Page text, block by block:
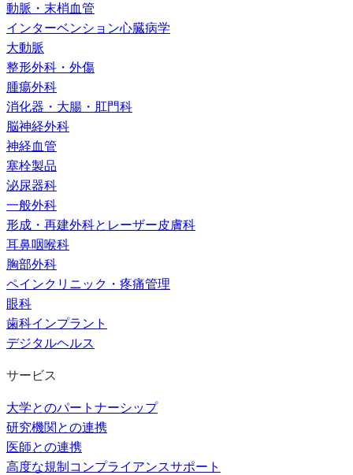
動脈・末梢血管
インターベンション心臓病学
大動脈
整形外科・外傷
腫瘍外科
消化器・大腸・肛門科
脳神経外科
神経血管
塞栓製品
泌尿器科
一般外科
形成・再建外科とレーザー皮膚科
耳鼻咽喉科
胸部外科
ペインクリニック・疼痛管理
眼科
歯科インプラント
デジタルヘルス
サービス
大学とのパートナーシップ
研究機関との連携
医師との連携
高度な規制コンプライアンスサポート